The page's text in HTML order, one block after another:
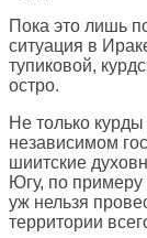
Пока это лишь
ситуация в
тупиковой,
остро.
Не только
независимом
шиитские
Югу, по примеру
уж нельзя
территории